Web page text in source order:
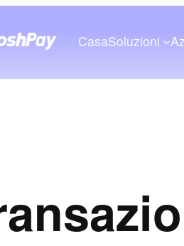
CasaSoluzioni